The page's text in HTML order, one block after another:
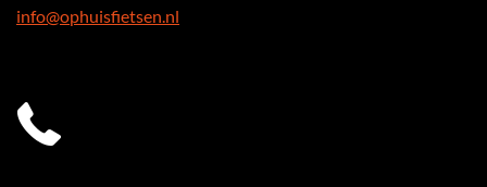
info@ophuisfietsen.nl